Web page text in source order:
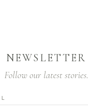
NEWSLETTER
Follow our latest stories.